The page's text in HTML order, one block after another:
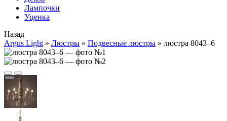
Лампочки
Уценка
Назад
Argus Light » Люстры » Подвесные люстры » люстра 8043–6